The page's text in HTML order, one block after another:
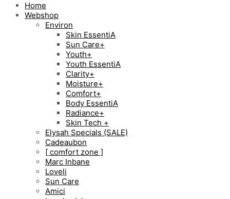
Home
Webshop
Environ
Skin EssentiA
Sun Care+
Youth+
Youth EssentiA
Clarity+
Moisture+
Comfort+
Body EssentiA
Radiance+
Skin Tech +
Elysah Specials (SALE)
Cadeaubon
[ comfort zone ]
Marc Inbane
Loveli
Sun Care
Amici